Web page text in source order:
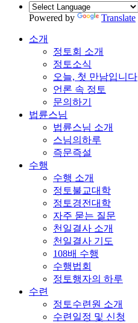
Powered by Translate
소개
정토회 소개
정토소식
오늘, 첫 만남입니다
언론 속 정토
문의하기
법륜스님
법륜스님 소개
스님의하루
즉문즉설
수행
수행 소개
정토불교대학
정토경전대학
자주 묻는 질문
천일결사 소개
천일결사 기도
108배 수행
수행법회
정토행자의 하루
수련
정토수련원 소개
수련일정 및 신청